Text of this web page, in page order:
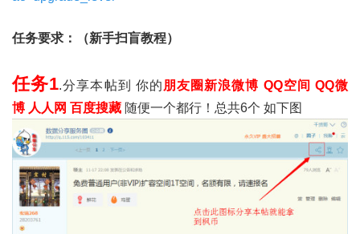
任务要求：（新手扫盲教程）
任务1.分享本帖到 你的 朋友圈 新浪微博 QQ空间 QQ微
博 人人网 百度搜藏 随便一个都行！总共6个 如下图